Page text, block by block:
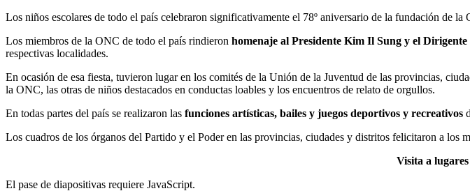
Los niños escolares de todo el país celebraron significativamente el 78º aniversario de la fundación de
Los miembros de la ONC de todo el país rindieron homenaje al Presidente Kim Il Sung y el Dirigente
respectivas localidades.
En ocasión de esa fiesta, tuvieron lugar en los comités de la Unión de la Juventud de las provincias,
la ONC, las otras de niños destacados en conductas loables y los encuentros de relato de orgullos.
En todas partes del país se realizaron las funciones artísticas, bailes y juegos deportivos y recreativos
Los cuadros de los órganos del Partido y el Poder en las provincias, ciudades y distritos felicitaron a los
Visita a
El pase de diapositivas requiere JavaScript.